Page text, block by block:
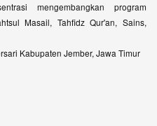
mengembangkan program
Masail, Tahfidz Qur'an, Sains,
Kabupaten Jember, Jawa Timur